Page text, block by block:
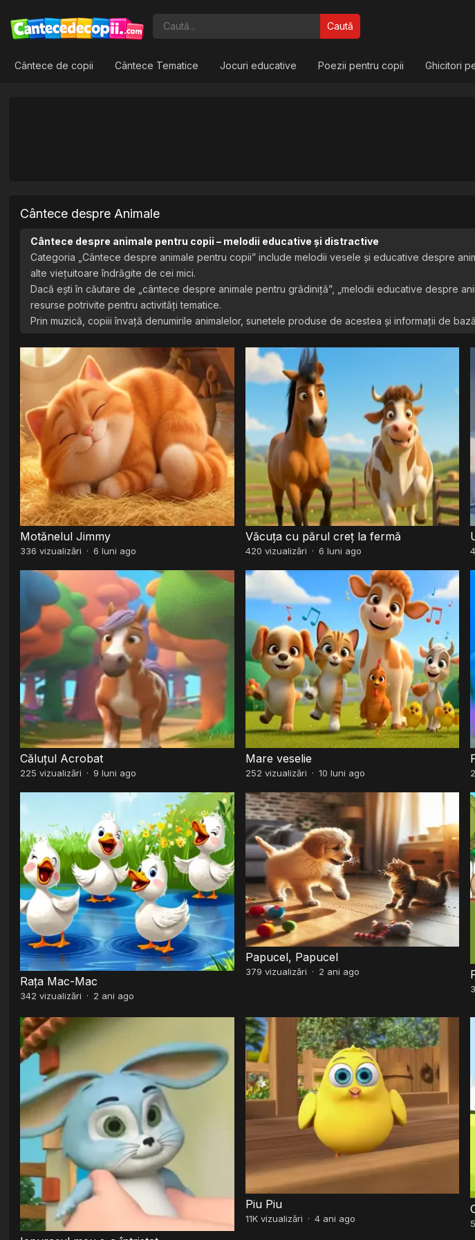
Caută
Cântece de copii Cântece Tematice Jocuri educative Poezii pentru copii Ghicitori
Cântece despre Animale
Cântece despre animale pentru copii – melodii educative și distractive
Categoria „Cântece despre animale pentru copii” include melodii vesele și educative despre
alte viețuitoare îndrăgite de cei mici.
Dacă ești în căutare de „cântece despre animale pentru grădiniță”, „melodii educative despre
resurse potrivite pentru activități tematice.
Prin muzică, copiii învață denumirile animalelor, sunetele produse de acestea și informații de
Motănelul Jimmy
336 vizualizări · 6 luni ago
Văcuța cu părul creț la fermă
420 vizualizări · 6 luni ago
Căluțul Acrobat
225 vizualizări · 9 luni ago
Mare veselie
252 vizualizări · 10 luni ago
Rața Mac-Mac
342 vizualizări · 2 ani ago
Papucel, Papucel
379 vizualizări · 2 ani ago
Piu Piu
11Kvizualizări · 4 ani ago